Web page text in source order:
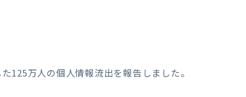
125万人の個人情報流出を報告しました。